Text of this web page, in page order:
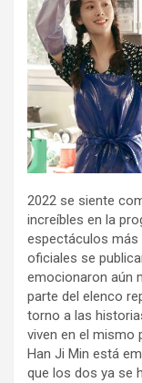
2022 se siente
increíbles en la
espectáculos más
oficiales se
emocionaron aún
parte del elenco
torno a las
viven en el mismo
Han Ji Min está
que los dos ya se